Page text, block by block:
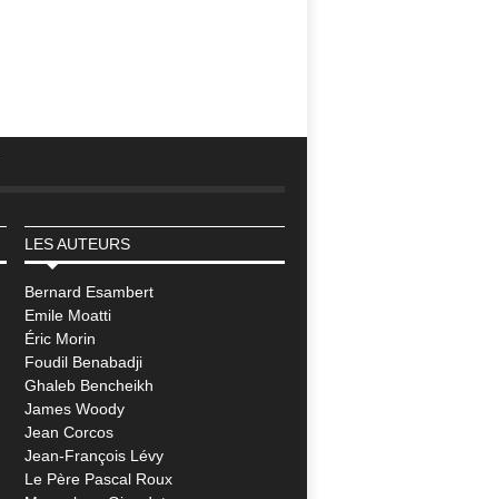
LES AUTEURS
Bernard Esambert
Emile Moatti
Éric Morin
Foudil Benabadji
Ghaleb Bencheikh
James Woody
Jean Corcos
Jean-François Lévy
Le Père Pascal Roux